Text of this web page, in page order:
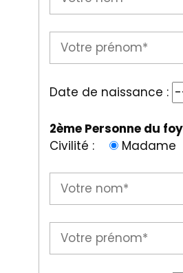
Date de naissance :
2ème Personne du
Civilité :
Madame